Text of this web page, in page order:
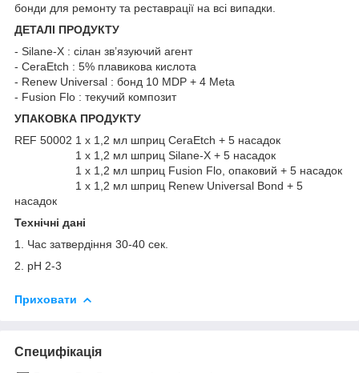
бонди для ремонту та реставрації на всі випадки.
ДЕТАЛІ ПРОДУКТУ
- Silane-X : сілан зв’язуючий агент
- CeraEtch : 5% плавикова кислота
- Renew Universal : бонд 10 MDP + 4 Meta
- Fusion Flo : текучий композит
УПАКОВКА ПРОДУКТУ
REF 50002 1 x 1,2 мл шприц CeraEtch + 5 насадок
1 x 1,2 мл шприц Silane-X + 5 насадок
1 x 1,2 мл шприц Fusion Flo, опаковий + 5 насадок
1 x 1,2 мл шприц Renew Universal Bond + 5
насадок
Технічні дані
1. Час затвердіння 30-40 сек.
2. pH 2-3
Приховати
Специфікація